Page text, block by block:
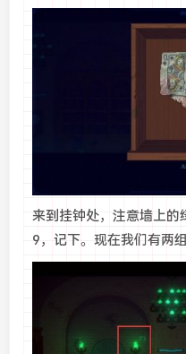
来到挂钟处，注意墙上
9，记下。现在我们有两组